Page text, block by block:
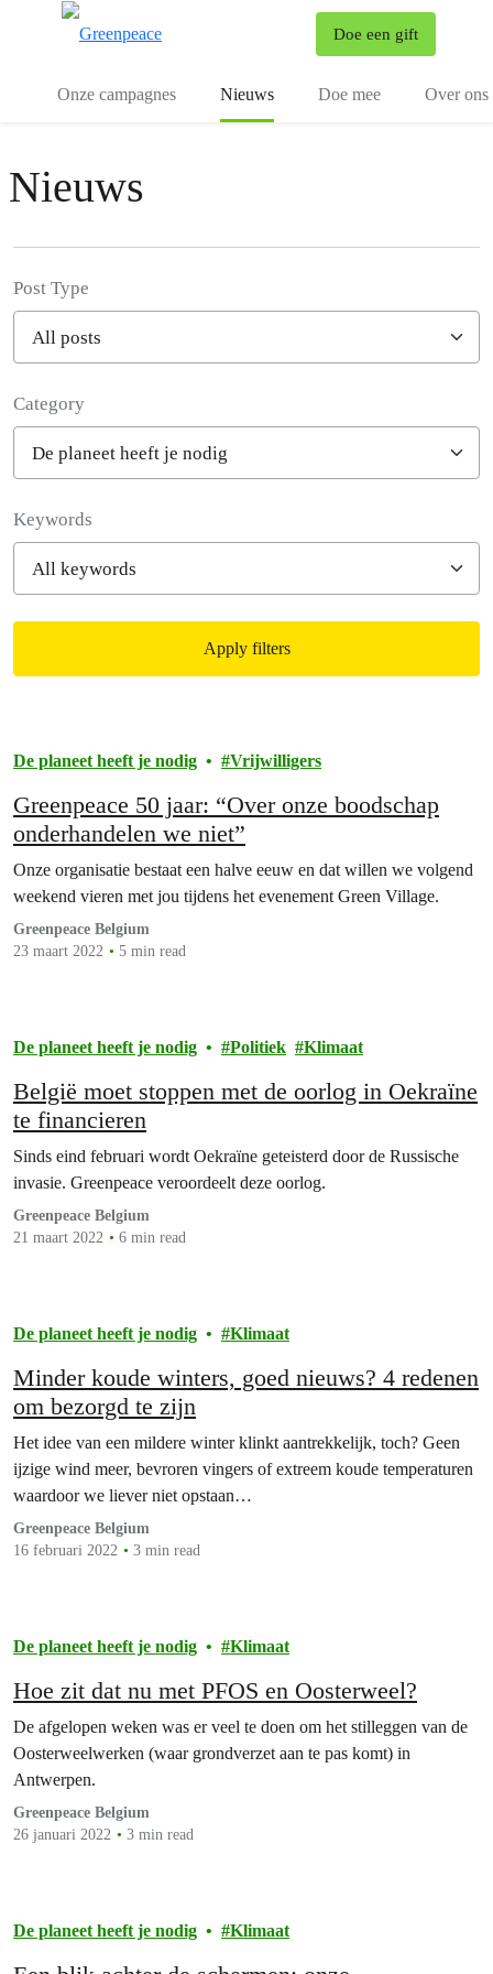
Doe een gift
Onze campagnes Nieuws Doe mee Over ons
Nieuws
Post Type
Category
Keywords
Apply filters
De planeet heeft je nodig Vrijwilligers
Greenpeace 50 jaar: “Over onze boodschap
onderhandelen we niet”
Onze organisatie bestaat een halve eeuw en dat willen we volgend
weekend vieren met jou tijdens het evenement Green Village.
Greenpeace Belgium
23 maart 2022
5 min read
De planeet heeft je nodig Politiek Klimaat
België moet stoppen met de oorlog in Oekraïne
te financieren
Sinds eind februari wordt Oekraïne geteisterd door de Russische
invasie. Greenpeace veroordeelt deze oorlog.
Greenpeace Belgium
21 maart 2022
6 min read
De planeet heeft je nodig Klimaat
Minder koude winters, goed nieuws? 4 redenen
om bezorgd te zijn
Het idee van een mildere winter klinkt aantrekkelijk, toch? Geen
ijzige wind meer, bevroren vingers of extreem koude temperaturen
waardoor we liever niet opstaan…
Greenpeace Belgium
16 februari 2022
3 min read
De planeet heeft je nodig Klimaat
Hoe zit dat nu met PFOS en Oosterweel?
De afgelopen weken was er veel te doen om het stilleggen van de
Oosterweelwerken (waar grondverzet aan te pas komt) in
Antwerpen.
Greenpeace Belgium
26 januari 2022
3 min read
De planeet heeft je nodig Klimaat